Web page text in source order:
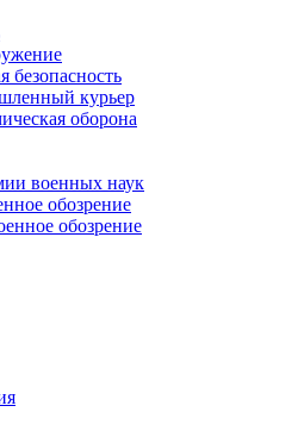
безопасность
курьер
оборона
военных наук
обозрение
обозрение